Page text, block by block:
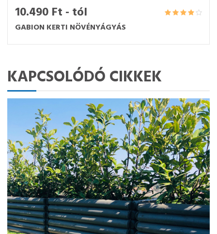
10.490 Ft - tól
GABION KERTI NÖVÉNYÁGYÁS
KAPCSOLÓDÓ CIKKEK